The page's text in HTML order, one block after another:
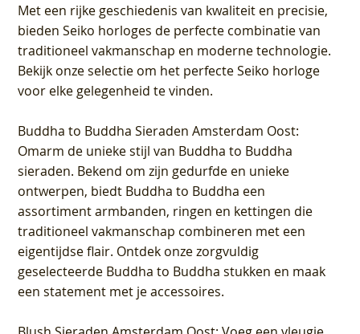
Met een rijke geschiedenis van kwaliteit en precisie,
bieden Seiko horloges de perfecte combinatie van
traditioneel vakmanschap en moderne technologie.
Bekijk onze selectie om het perfecte Seiko horloge
voor elke gelegenheid te vinden.
Buddha to Buddha Sieraden Amsterdam Oost:
Omarm de unieke stijl van Buddha to Buddha
sieraden. Bekend om zijn gedurfde en unieke
ontwerpen, biedt Buddha to Buddha een
assortiment armbanden, ringen en kettingen die
traditioneel vakmanschap combineren met een
eigentijdse flair. Ontdek onze zorgvuldig
geselecteerde Buddha to Buddha stukken en maak
een statement met je accessoires.